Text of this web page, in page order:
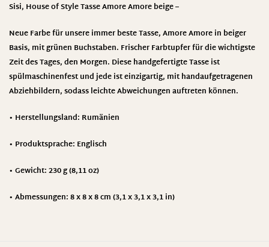
Sisi, House of Style Tasse Amore Amore beige –
Neue Farbe für unsere immer beste Tasse, Amore Amore in beiger
Basis, mit grünen Buchstaben. Frischer Farbtupfer für die wichtigste
Zeit des Tages, den Morgen. Diese handgefertigte Tasse ist
spülmaschinenfest und jede ist einzigartig, mit handaufgetragenen
Abziehbildern, sodass leichte Abweichungen auftreten können.
• Herstellungsland: Rumänien
• Produktsprache: Englisch
• Gewicht: 230 g (8,11 oz)
• Abmessungen: 8 x 8 x 8 cm (3,1 x 3,1 x 3,1 in)